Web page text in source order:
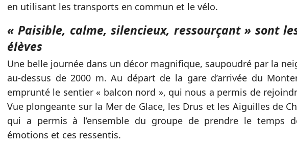
en utilisant les transports en commun et le vélo.
« Paisible, calme, silencieux, ressourçant » sont
élèves
Une belle journée dans un décor magnifique, saupoudré par la
au-dessus de 2000 m. Au départ de la gare d’arrivée du
emprunté le sentier « balcon nord », qui nous a permis de
Vue plongeante sur la Mer de Glace, les Drus et les Aiguilles de
qui a permis à l’ensemble du groupe de prendre le temps
émotions et ces ressentis.